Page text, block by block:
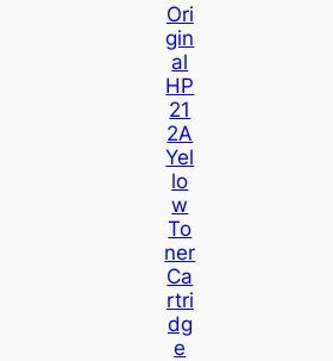
Ori
Gin
Al
HP
21
2A
Yel
Lo
W
To
Ner
Ca
Rtri
Dg
E